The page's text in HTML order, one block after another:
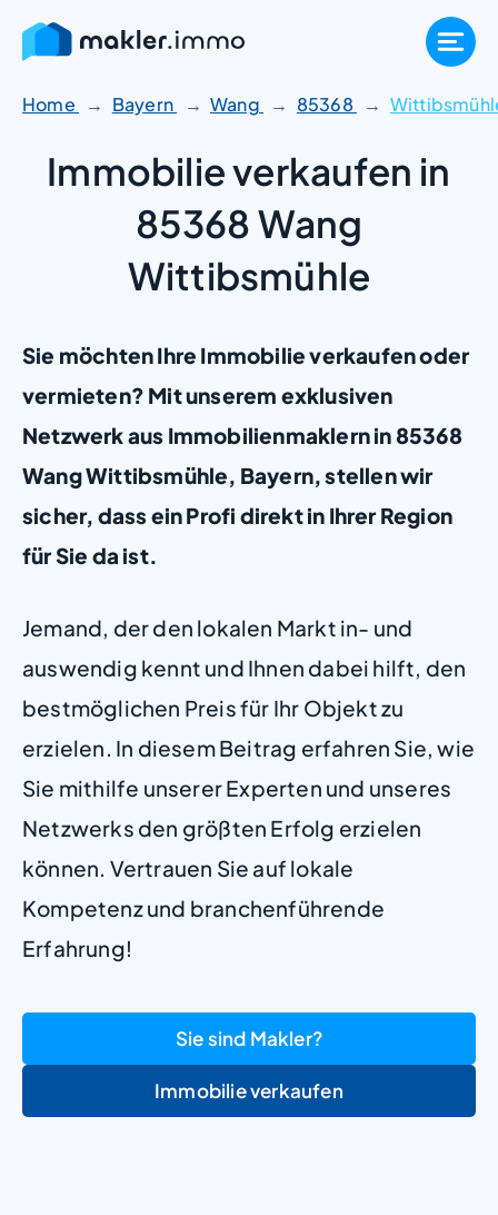
Zum
Inhalt
springen
Home Bayern Wang 85368
Immobilie verkaufen in
85368 Wang
Wittibsmühle
Sie möchten Ihre Immobilie verkaufen oder
vermieten? Mit unserem exklusiven
Netzwerk aus Immobilienmaklern in 85368
Wang Wittibsmühle, Bayern, stellen wir
sicher, dass ein Profi direkt in Ihrer Region
für Sie da ist.
Jemand, der den lokalen Markt in- und
auswendig kennt und Ihnen dabei hilft, den
bestmöglichen Preis für Ihr Objekt zu
erzielen. In diesem Beitrag erfahren Sie, wie
Sie mithilfe unserer Experten und unseres
Netzwerks den größten Erfolg erzielen
können. Vertrauen Sie auf lokale
Kompetenz und branchenführende
Erfahrung!
Sie sind Makler?
Immobilie verkaufen